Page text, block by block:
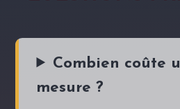
Combien coûte
mesure ?